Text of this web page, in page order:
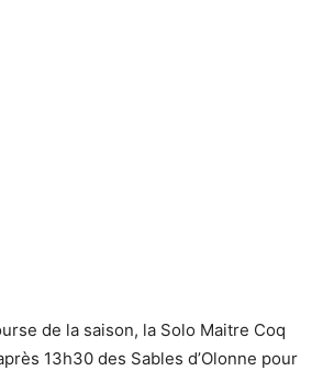
de la saison, la Solo Maitre Coq
13h30 des Sables d’Olonne pour